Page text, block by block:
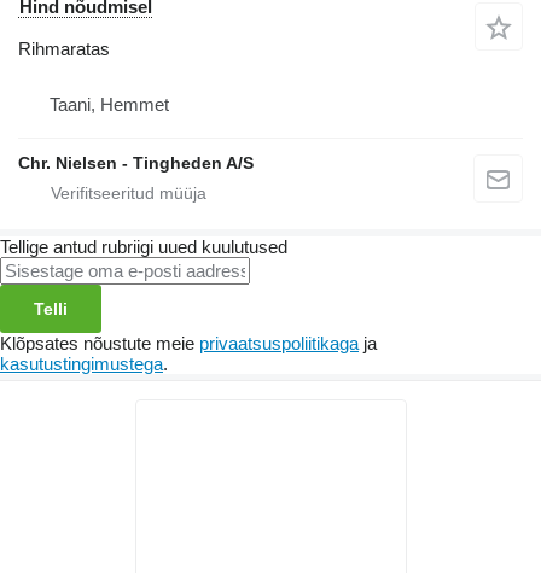
Hind nõudmisel
Rihmaratas
Taani, Hemmet
Chr. Nielsen - Tingheden A/S
Tellige antud rubriigi uued kuulutused
Telli
Klõpsates nõustute meie privaatsuspoliitikaga ja
kasutustingimustega.